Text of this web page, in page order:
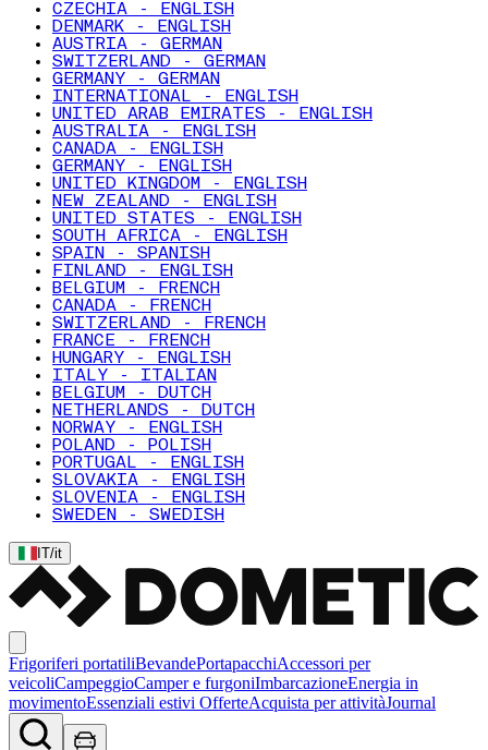
CZECHIA - ENGLISH
DENMARK - ENGLISH
AUSTRIA - GERMAN
SWITZERLAND - GERMAN
GERMANY - GERMAN
INTERNATIONAL - ENGLISH
UNITED ARAB EMIRATES - ENGLISH
AUSTRALIA - ENGLISH
CANADA - ENGLISH
GERMANY - ENGLISH
UNITED KINGDOM - ENGLISH
NEW ZEALAND - ENGLISH
UNITED STATES - ENGLISH
SOUTH AFRICA - ENGLISH
SPAIN - SPANISH
FINLAND - ENGLISH
BELGIUM - FRENCH
CANADA - FRENCH
SWITZERLAND - FRENCH
FRANCE - FRENCH
HUNGARY - ENGLISH
ITALY - ITALIAN
BELGIUM - DUTCH
NETHERLANDS - DUTCH
NORWAY - ENGLISH
POLAND - POLISH
PORTUGAL - ENGLISH
SLOVAKIA - ENGLISH
SLOVENIA - ENGLISH
SWEDEN - SWEDISH
IT/it
Frigoriferi portatiliBevandePortapacchiAccessori per
veicoliCampeggioCamper e furgoniImbarcazioneEnergia in
movimentoEssenziali estivi OfferteAcquista per attivitàJournal